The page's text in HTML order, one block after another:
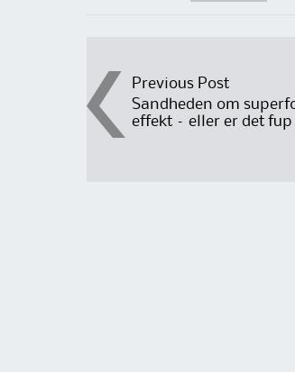
Post
navigation
Previous Post
Sandheden om
effekt – eller er det fup